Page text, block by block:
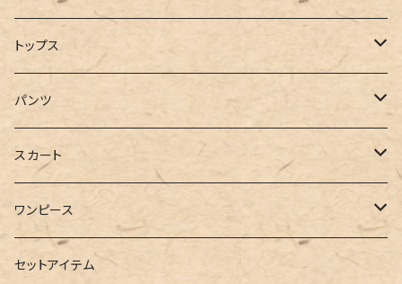
コート
ジャケット
ブルゾン
ロングシャツ
ダウンジャケット
トップス
Tシャツ
カットソー
半袖
スウェット・パーカー
ニット
パンツ
デニム
スキニー
ショートパンツ
スカート
ロング
ミニ
ワンピース
シャツワンピース
セットアイテム